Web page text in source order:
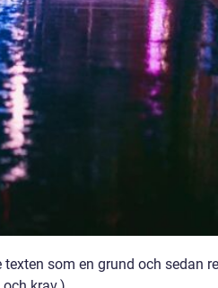
som en grund och sedan